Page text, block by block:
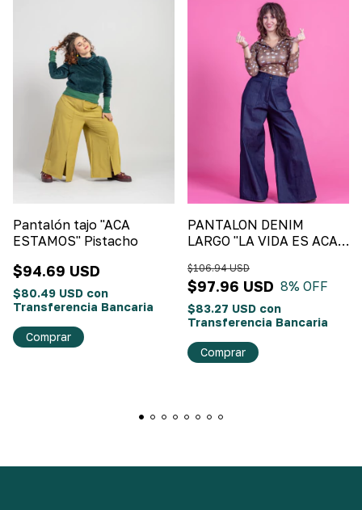
Pantalón tajo "ACA
ESTAMOS" Pistacho
$94.69 USD
$80.49 USD con
Transferencia Bancaria
Comprar
PANTALON DENIM
LARGO "LA VIDA ES ACA"
$97.96 USD
$106.94 USD
8% OFF
$83.27 USD con
Transferencia Bancaria
Comprar